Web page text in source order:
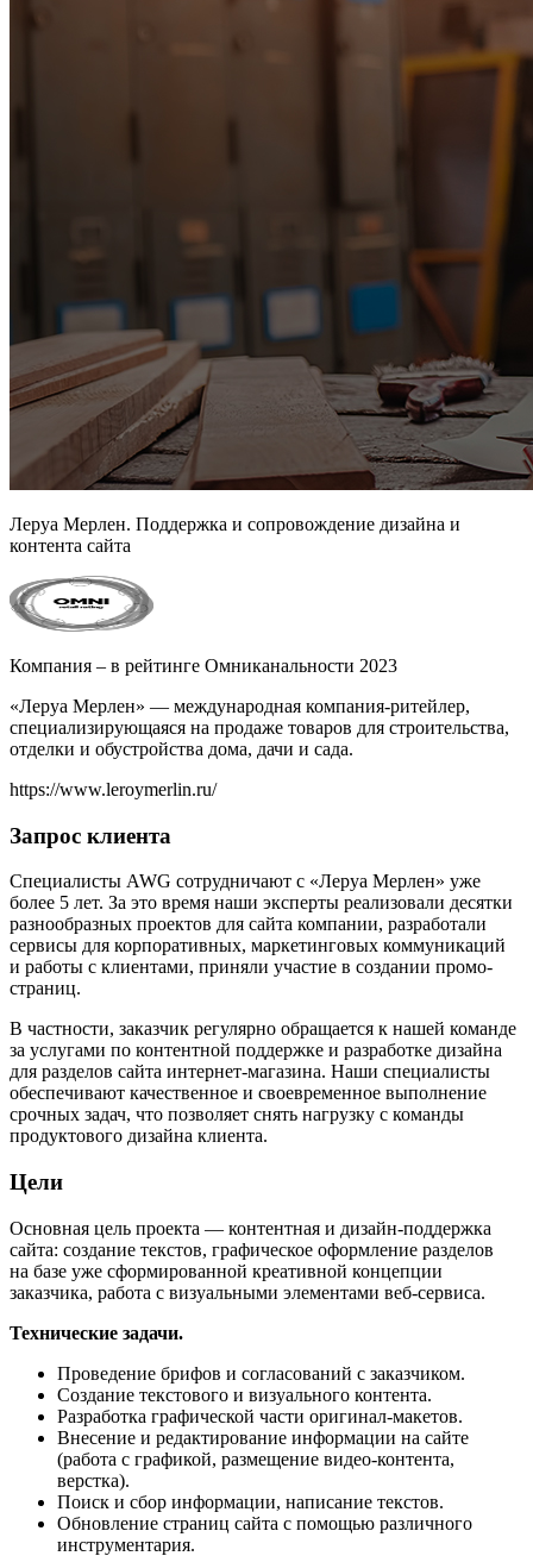
Леруа Мерлен. Поддержка и сопровождение дизайна и
контента сайта
Компания – в рейтинге Омниканальности 2023
«Леруа Мерлен» — международная компания-ритейлер,
специализирующаяся на продаже товаров для строительства,
отделки и обустройства дома, дачи и сада.
https://www.leroymerlin.ru/
Запрос клиента
Специалисты AWG сотрудничают с «Леруа Мерлен» уже
более 5 лет. За это время наши эксперты реализовали десятки
разнообразных проектов для сайта компании, разработали
сервисы для корпоративных, маркетинговых коммуникаций
и работы с клиентами, приняли участие в создании промо-
страниц.
В частности, заказчик регулярно обращается к нашей команде
за услугами по контентной поддержке и разработке дизайна
для разделов сайта интернет-магазина. Наши специалисты
обеспечивают качественное и своевременное выполнение
срочных задач, что позволяет снять нагрузку с команды
продуктового дизайна клиента.
Цели
Основная цель проекта — контентная и дизайн-поддержка
сайта: создание текстов, графическое оформление разделов
на базе уже сформированной креативной концепции
заказчика, работа с визуальными элементами веб-сервиса.
Технические задачи.
Проведение брифов и согласований с заказчиком.
Создание текстового и визуального контента.
Разработка графической части оригинал-макетов.
Внесение и редактирование информации на сайте
(работа с графикой, размещение видео-контента,
верстка).
Поиск и сбор информации, написание текстов.
Обновление страниц сайта с помощью различного
инструментария.